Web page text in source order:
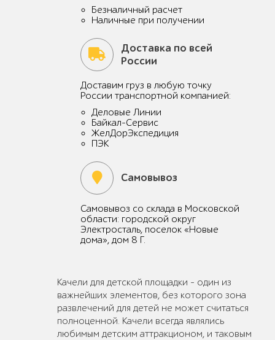
Безналичный расчет
Наличные при получении
Доставка по всей
России
Доставим груз в любую точку
России транспортной компанией:
Деловые Линии
Байкал-Сервис
ЖелДорЭкспедиция
ПЭК
Самовывоз
Самовывоз со склада в Московской
области: городской округ
Электросталь, поселок «Новые
дома», дом 8 Г.
Качели для детской площадки – один из
важнейших элементов, без которого зона
развлечений для детей не может считаться
полноценной. Качели всегда являлись
любимым детским аттракционом, и таковым